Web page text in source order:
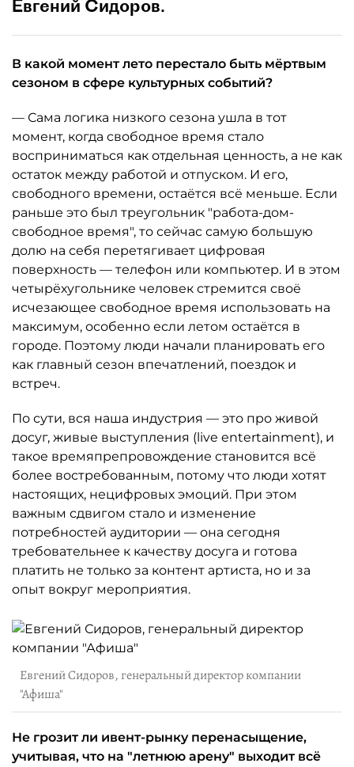
Евгений Сидоров.
В какой момент лето перестало быть мёртвым
сезоном в сфере культурных событий?
— Сама логика низкого сезона ушла в тот
момент, когда свободное время стало
восприниматься как отдельная ценность, а не как
остаток между работой и отпуском. И его,
свободного времени, остаётся всё меньше. Если
раньше это был треугольник "работа-дом-
свободное время", то сейчас самую большую
долю на себя перетягивает цифровая
поверхность — телефон или компьютер. И в этом
четырёхугольнике человек стремится своё
исчезающее свободное время использовать на
максимум, особенно если летом остаётся в
городе. Поэтому люди начали планировать его
как главный сезон впечатлений, поездок и
встреч.
По сути, вся наша индустрия — это про живой
досуг, живые выступления (live entertainment), и
такое времяпрепровождение становится всё
более востребованным, потому что люди хотят
настоящих, нецифровых эмоций. При этом
важным сдвигом стало и изменение
потребностей аудитории — она сегодня
требовательнее к качеству досуга и готова
платить не только за контент артиста, но и за
опыт вокруг мероприятия.
Евгений Сидоров, генеральный директор компании
"Афиша"
Не грозит ли ивент-рынку перенасыщение,
учитывая, что на "летнюю арену" выходит всё